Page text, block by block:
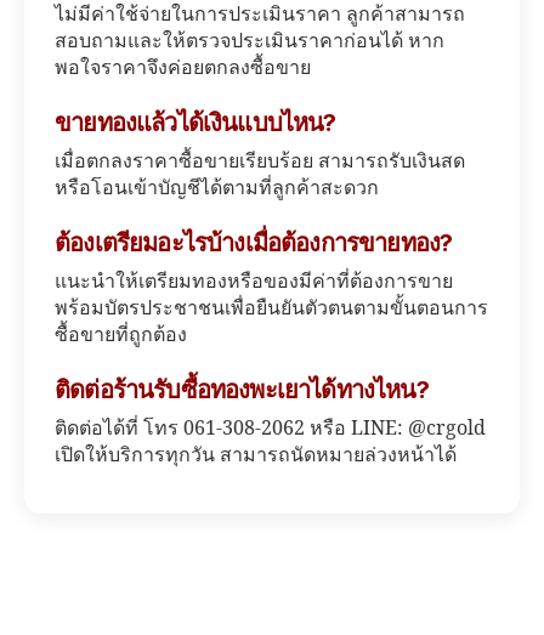
ไม่มีค่าใช้จ่ายในการประเมินราคา ลูกค้าสามารถ
สอบถามและให้ตรวจประเมินราคาก่อนได้ หาก
พอใจราคาจึงค่อยตกลงซื้อขาย
ขายทองแล้วได้เงินแบบไหน?
เมื่อตกลงราคาซื้อขายเรียบร้อย สามารถรับเงินสด
หรือโอนเข้าบัญชีได้ตามที่ลูกค้าสะดวก
ต้องเตรียมอะไรบ้างเมื่อต้องการขายทอง?
แนะนำให้เตรียมทองหรือของมีค่าที่ต้องการขาย
พร้อมบัตรประชาชนเพื่อยืนยันตัวตนตามขั้นตอนการ
ซื้อขายที่ถูกต้อง
ติดต่อร้านรับซื้อทองพะเยาได้ทางไหน?
ติดต่อได้ที่ โทร 061-308-2062 หรือ LINE: @crgold
เปิดให้บริการทุกวัน สามารถนัดหมายล่วงหน้าได้